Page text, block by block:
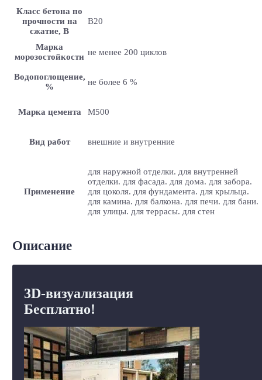
Класс бетона по
прочности на
сжатие, В
B20
Марка
морозостойкости не менее 200 циклов
Водопоглощение,
%
не более 6 %
Марка цемента M500
Вид работ внешние и внутренние
Применение
для наружной отделки. для внутренней
отделки. для фасада. для дома. для забора.
для цоколя. для фундамента. для крыльца.
для камина. для балкона. для печи. для бани.
для улицы. для террасы. для стен
Описание
3D-визуализация
Бесплатно!